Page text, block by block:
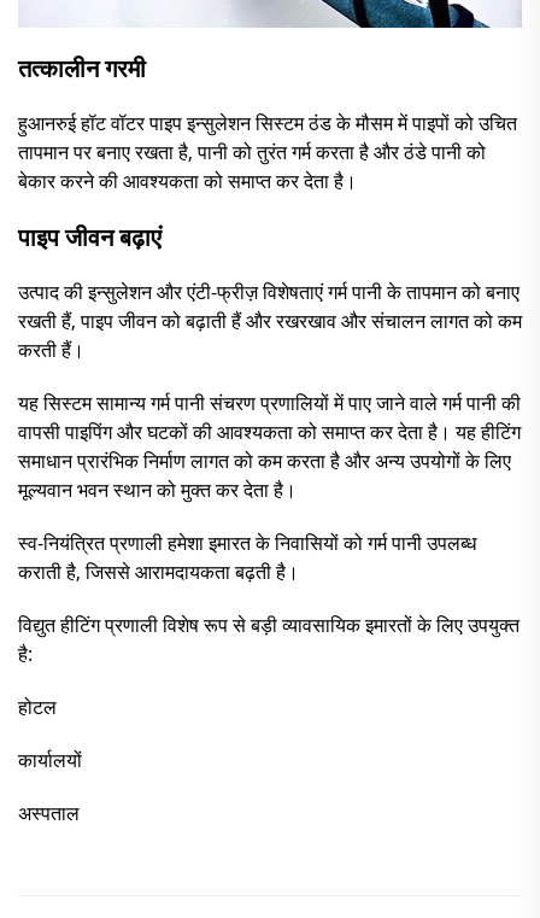
तत्कालीन गरमी
हुआनरुई हॉट वॉटर पाइप इन्सुलेशन सिस्टम ठंड के मौसम में पाइपों को उचित
तापमान पर बनाए रखता है, पानी को तुरंत गर्म करता है और ठंडे पानी को
बेकार करने की आवश्यकता को समाप्त कर देता है।
पाइप जीवन बढ़ाएं
उत्पाद की इन्सुलेशन और एंटी-फ्रीज़ विशेषताएं गर्म पानी के तापमान को बनाए
रखती हैं, पाइप जीवन को बढ़ाती हैं और रखरखाव और संचालन लागत को कम
करती हैं।
यह सिस्टम सामान्य गर्म पानी संचरण प्रणालियों में पाए जाने वाले गर्म पानी की
वापसी पाइपिंग और घटकों की आवश्यकता को समाप्त कर देता है। यह हीटिंग
समाधान प्रारंभिक निर्माण लागत को कम करता है और अन्य उपयोगों के लिए
मूल्यवान भवन स्थान को मुक्त कर देता है।
स्व-नियंत्रित प्रणाली हमेशा इमारत के निवासियों को गर्म पानी उपलब्ध
कराती है, जिससे आरामदायकता बढ़ती है।
विद्युत हीटिंग प्रणाली विशेष रूप से बड़ी व्यावसायिक इमारतों के लिए उपयुक्त
है:
होटल
कार्यालयों
अस्पताल